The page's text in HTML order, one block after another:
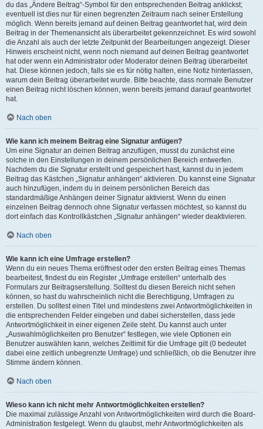
du das „Ändere Beitrag“-Symbol für den entsprechenden Beitrag anklickst;
eventuell ist dies nur für einen begrenzten Zeitraum nach seiner Erstellung
möglich. Wenn bereits jemand auf deinen Beitrag geantwortet hat, wird dein
Beitrag in der Themenansicht als überarbeitet gekennzeichnet. Es wird sowohl
die Anzahl als auch der letzte Zeitpunkt der Bearbeitungen angezeigt. Dieser
Hinweis erscheint nicht, wenn noch niemand auf deinen Beitrag geantwortet
hat oder wenn ein Administrator oder Moderator deinen Beitrag überarbeitet
hat. Diese können jedoch, falls sie es für nötig halten, eine Notiz hinterlassen,
warum dein Beitrag überarbeitet wurde. Bitte beachte, dass normale Benutzer
einen Beitrag nicht löschen können, wenn bereits jemand darauf geantwortet
hat.
Nach oben
Wie kann ich meinem Beitrag eine Signatur anfügen?
Um eine Signatur an deinen Beitrag anzufügen, musst du zunächst eine
solche in den Einstellungen in deinem persönlichen Bereich entwerfen.
Nachdem du die Signatur erstellt und gespeichert hast, kannst du in jedem
Beitrag das Kästchen „Signatur anhängen“ aktivieren. Du kannst eine Signatur
auch hinzufügen, indem du in deinem persönlichen Bereich das
standardmäßige Anhängen deiner Signatur aktivierst. Wenn du einen
einzelnen Beitrag dennoch ohne Signatur verfassen möchtest, so kannst du
dort einfach das Kontrollkästchen „Signatur anhängen“ wieder deaktivieren.
Nach oben
Wie kann ich eine Umfrage erstellen?
Wenn du ein neues Thema eröffnest oder den ersten Beitrag eines Themas
bearbeitest, findest du ein Register „Umfrage erstellen“ unterhalb des
Formulars zur Beitragserstellung. Solltest du diesen Bereich nicht sehen
können, so hast du wahrscheinlich nicht die Berechtigung, Umfragen zu
erstellen. Du solltest einen Titel und mindestens zwei Antwortmöglichkeiten in
die entsprechenden Felder eingeben und dabei sicherstellen, dass jede
Antwortmöglichkeit in einer eigenen Zeile steht. Du kannst auch unter
„Auswahlmöglichkeiten pro Benutzer“ festlegen, wie viele Optionen ein
Benutzer auswählen kann, welches Zeitlimit für die Umfrage gilt (0 bedeutet
dabei eine zeitlich unbegrenzte Umfrage) und schließlich, ob die Benutzer ihre
Stimme ändern können.
Nach oben
Wieso kann ich nicht mehr Antwortmöglichkeiten erstellen?
Die maximal zulässige Anzahl von Antwortmöglichkeiten wird durch die Board-
Administration festgelegt. Wenn du glaubst, mehr Antwortmöglichkeiten als